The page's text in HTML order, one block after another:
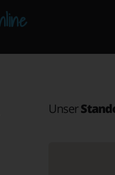
Unser